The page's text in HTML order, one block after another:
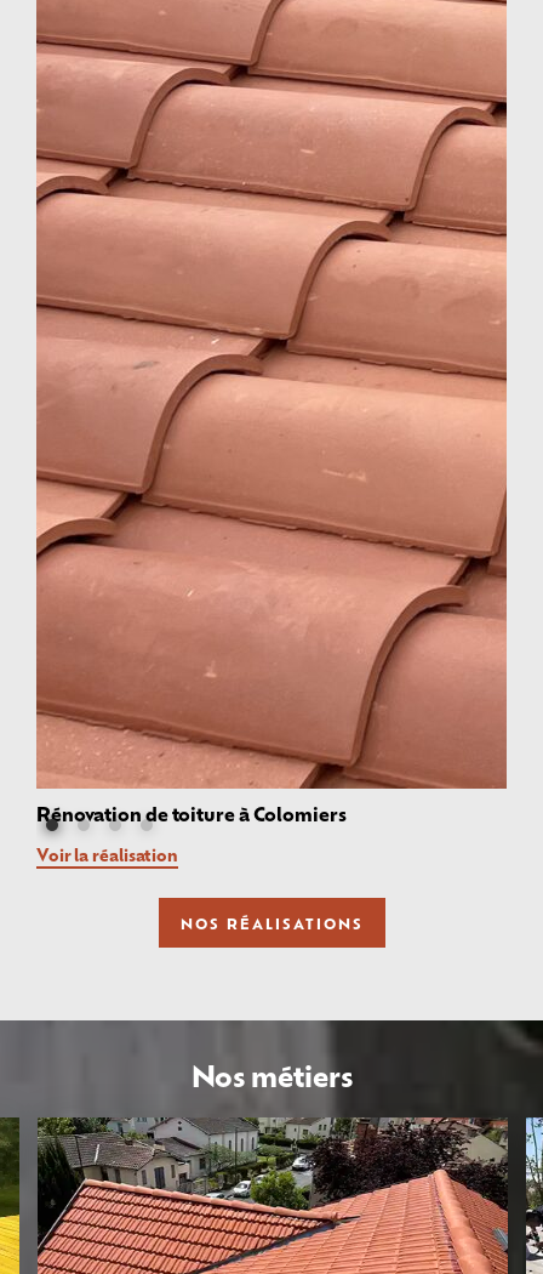
NOS RÉALISATIONS
Rénovation de toiture à Colomiers
Voir la réalisation
Nos métiers